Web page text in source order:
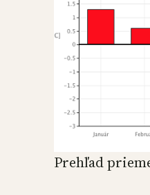
Prehľad